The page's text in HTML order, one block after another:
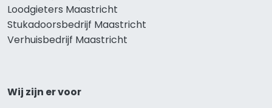
Loodgieters Maastricht
Stukadoorsbedrijf Maastricht
Verhuisbedrijf Maastricht
Wij zijn er voor